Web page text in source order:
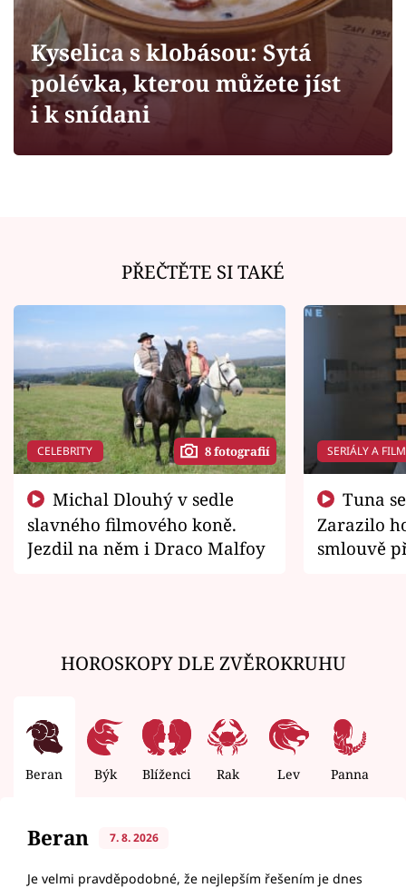
Sledujte prima+
Filmový festival Karlovy Vary
Sledujte nás
Kyselica s klobásou: Sytá
polévka, kterou můžete jíst
i k snídani
PŘEČTĚTE SI TAKÉ
CELEBRITY 8 fotografií
slavného filmového koně.
Jezdil na něm i Draco Malfoy
SERIÁLY A
Zarazilo
smlouvě
HOROSKOPY DLE ZVĚROKRUHU
Beran Býk Blíženci Rak Lev Panna
Beran 7. 8. 2026
Je velmi pravděpodobné, že nejlepším řešením je dnes